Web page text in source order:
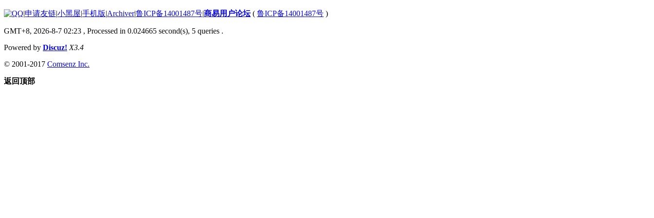
|申请友链|小黑屋|手机版|Archiver|鲁ICP备14001487号|商易用户论坛( 鲁ICP备14001487号 )
GMT+8, 2026-8-7 02:23 , Processed in 0.024665 second(s), 5 queries .
Powered by Discuz! X3.4
© 2001-2017 Comsenz Inc.
返回顶部